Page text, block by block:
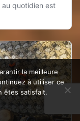
quotidien est
la meilleure
à utiliser ce
êtes satisfait.